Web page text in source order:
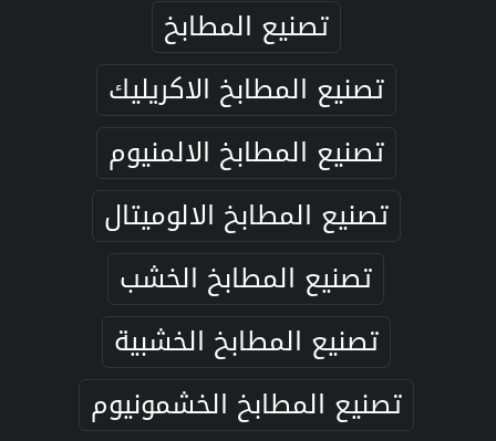
تصنيع المطابخ
تصنيع المطابخ الاكريليك
تصنيع المطابخ الالمنيوم
تصنيع المطابخ الالوميتال
تصنيع المطابخ الخشب
تصنيع المطابخ الخشبية
تصنيع المطابخ الخشمونيوم